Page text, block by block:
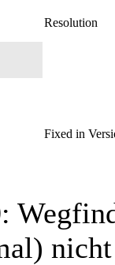
Resolution
Fixed in
nicht